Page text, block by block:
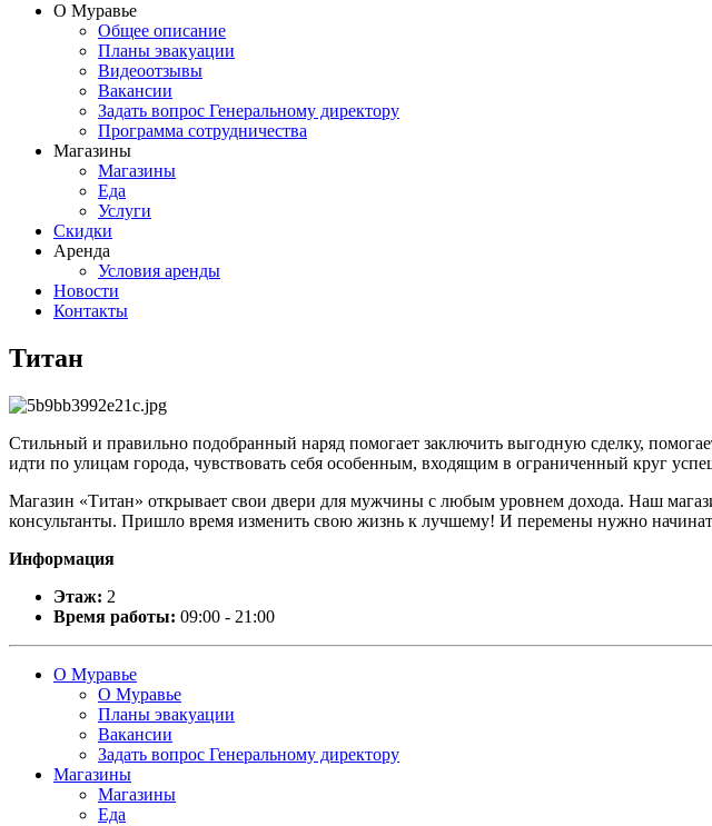
О Муравье
Общее описание
Планы эвакуации
Видеоотзывы
Вакансии
Задать вопрос Генеральному директору
Программа сотрудничества
Магазины
Магазины
Еда
Услуги
Скидки
Аренда
Условия аренды
Новости
Контакты
Титан
Стильный и правильно подобранный наряд помогает заключить выгодную сделку,
идти по улицам города, чувствовать себя особенным, входящим в ограниченный круг
Магазин «Титан» открывает свои двери для мужчины с любым уровнем дохода. Наш
консультанты. Пришло время изменить свою жизнь к лучшему! И перемены нужно
Информация
Этаж: 2
Время работы: 09:00 - 21:00
О Муравье
О Муравье
Планы эвакуации
Вакансии
Задать вопрос Генеральному директору
Магазины
Магазины
Еда